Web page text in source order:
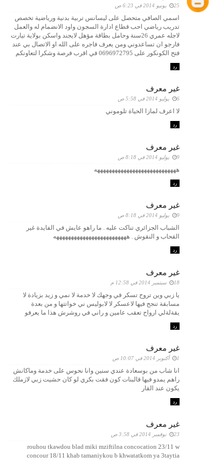
25 يونيو 2014 في 6:23 ص
اسمي الصافي متحصل على ليسانس تربية بدنية ورياضية تخصص
تدريب رياضي احب قطاع ادارة السجون واود الانضمام له والعمل
لاجله عمري 26سنة وحامل بطاقة مؤهل لايجند واسكن بولاية تيارت
فارجو ان تساعدوني ومن يعرف فاجره على الله او الاتصال بي عند
فتح الكونكور على 0696972795 في اقرب فرصة وشكرا لتعاونكم
رد
غير معرف
6 يوليو 2014 في 5:58 ص
لا اعرف لمازا الحياة تلوموني
رد
غير معرف
9 يوليو 2014 في 8:18 ص
ههههههههههههههههههههههههههههه
رد
غير معرف
9 يوليو 2014 في 8:18 ص
الشباب الجزائري تناكت عليه . ما راهو عايش في الفايدة غير
القحاب و النقوش . هههههههههههههههههههههههههه
رد
غير معرف
18 سبتمبر 2014 في 12:58 م
يا زبي وين تروح تسكر في وجهك لا خدمة لا نمي و زيد بزيادة لا
مسابقة تنجح فيها لاعسكر لا لابوليس ني خواتتها و من بعدة
يقةلةلي ارواح تعقب عامين و راني في روشرش هذا ما يعرفو
رد
غير معرف
1 أكتوبر 2014 في 10:07 ص
انا شاب من بوسعادة عندي سنين وانا نحوس على خدمة وماكانش
راهم يمدو فيها قالبنات كون فقت بكري لو كان حشيت زبي لازملك
يكون عند القار
رد
غير معرف
23 نوفمبر 2014 في 3:58 ص
rouhou tkawdou blad miki mziftilna concocation 23/11 w
concour 18/11 khab tamaniykou b khwatatkom ya 3taytia